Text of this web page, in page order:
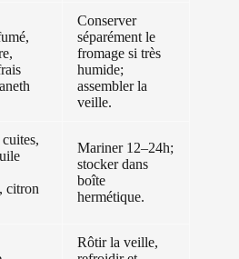
Conserver
séparément le
fromage si très
humide;
assembler la
veille.
citron
Mariner 12–24h;
stocker dans
boîte
hermétique.
Rôtir la veille,